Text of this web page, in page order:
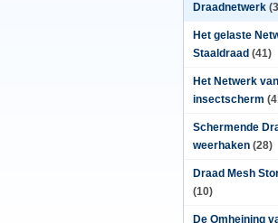
Draadnetwerk
Het gelaste
Staaldraad (41)
Het Netwerk
insectscherm
Schermende
weerhaken (28)
Draad Mesh
(10)
De Omheining